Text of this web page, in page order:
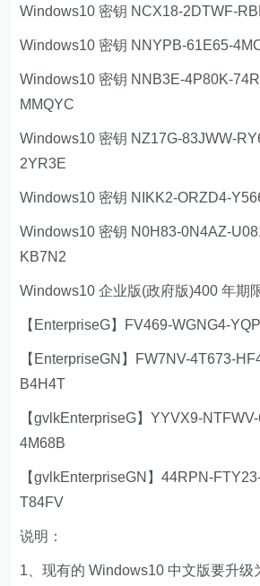
Windows10 密钥 NCX18-2DTWF-
Windows10 密钥 NNYPB-61E65-
Windows10 密钥 NNB3E-4P80K-
MMQYC
Windows10 密钥 NZ17G-83JWW-
2YR3E
Windows10 密钥 NIKK2-ORZD4-
Windows10 密钥 N0H83-0N4AZ-
KB7N2
Windows10 企业版(政府版)400 年期
【EnterpriseG】FV469-WGNG4-
【EnterpriseGN】FW7NV-4T673-
B4H4T
【gvlkEnterpriseG】YYVX9-
4M68B
【gvlkEnterpriseGN】44RPN-
T84FV
说明：
1、现有的 Windows10 中文版要升级